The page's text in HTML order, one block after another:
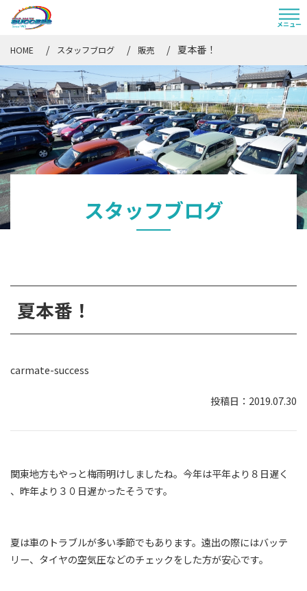
HOME スタッフブログ 販売 夏本番！
スタッフブログ
夏本番！
carmate-success
2019.07.30
関東地方もやっと梅雨明けしましたね。今年は平年より８日遅く
、昨年より３０日遅かったそうです。
夏は車のトラブルが多い季節でもあります。遠出の際にはバッテ
リー、タイヤの空気圧などのチェックをした方が安心です。